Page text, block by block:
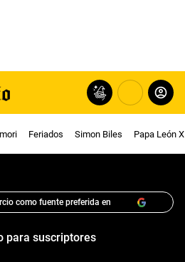
Feriados Simon Biles Papa León
como fuente preferida en
para suscriptores